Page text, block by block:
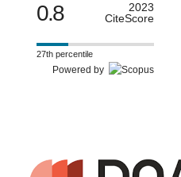
0.8
2023
CiteScore
27th percentile
Powered by